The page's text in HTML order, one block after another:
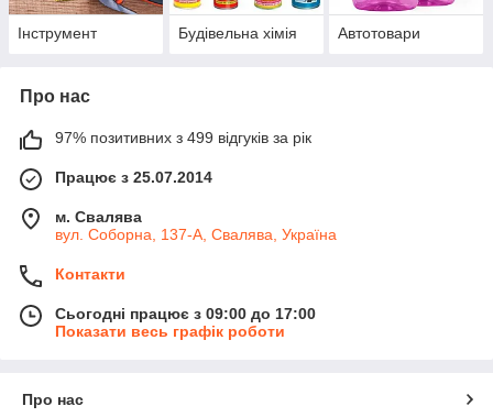
Інструмент Будівельна хімія Автотовари
Про нас
97% позитивних з 499 відгуків за рік
Працює з 25.07.2014
м. Свалява
вул. Соборна, 137-А, Свалява, Україна
Контакти
Сьогодні працює з 09:00 до 17:00
Показати весь графік роботи
Про нас